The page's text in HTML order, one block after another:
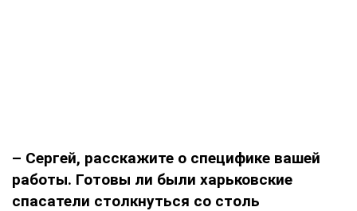
– Сергей, расскажите о специфике вашей
работы. Готовы ли были харьковские
спасатели столкнуться со столь